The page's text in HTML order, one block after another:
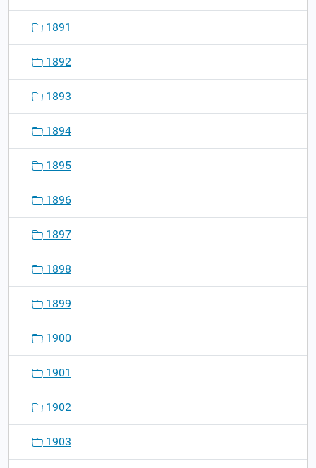
1891
1892
1893
1894
1895
1896
1897
1898
1899
1900
1901
1902
1903